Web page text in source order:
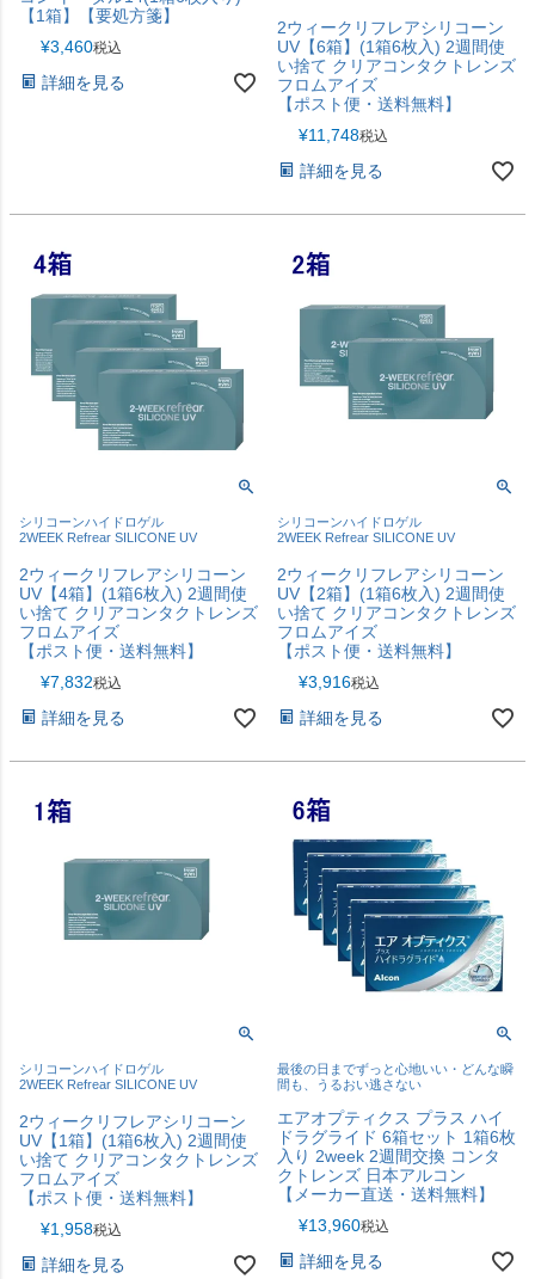
【1箱】【要処方箋】
¥3,460税込
詳細を見る
2ウィークリフレアシリコーン
UV【6箱】(1箱6枚入) 2週間使
い捨て クリアコンタクトレンズ
フロムアイズ
【ポスト便・送料無料】
¥11,748税込
詳細を見る
シリコーンハイドロゲル
2WEEK Refrear SILICONE UV
2ウィークリフレアシリコーン
UV【4箱】(1箱6枚入) 2週間使
い捨て クリアコンタクトレンズ
フロムアイズ
【ポスト便・送料無料】
¥7,832税込
詳細を見る
シリコーンハイドロゲル
2WEEK Refrear SILICONE UV
2ウィークリフレアシリコーン
UV【2箱】(1箱6枚入) 2週間使
い捨て クリアコンタクトレンズ
フロムアイズ
【ポスト便・送料無料】
¥3,916税込
詳細を見る
シリコーンハイドロゲル
2WEEK Refrear SILICONE UV
2ウィークリフレアシリコーン
UV【1箱】(1箱6枚入) 2週間使
い捨て クリアコンタクトレンズ
フロムアイズ
【ポスト便・送料無料】
¥1,958税込
詳細を見る
最後の日までずっと心地いい・どんな瞬
間も、うるおい逃さない
エアオプティクス プラス ハイ
ドラグライド 6箱セット 1箱6枚
入り 2week 2週間交換 コンタ
クトレンズ 日本アルコン
【メーカー直送・送料無料】
¥13,960税込
詳細を見る